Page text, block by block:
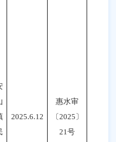
2025.6.12
惠水审
〔2025〕
21号